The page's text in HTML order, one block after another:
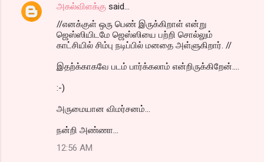
அகல்விளக்கு said…
//எனக்குள் ஒரு பெண் இருக்கிறாள் என்று
ஜெஸ்ஸியிடமே ஜெஸ்ஸியை பற்றி சொல்லும்
காட்சியில் சிம்பு நடிப்பில் மனதை அள்ளுகிறார். //
இதற்க்காகவே படம் பார்க்கலாம் என்றிருக்கிறேன்....
:-)
அருமையான விமர்சனம்...
நன்றி அண்ணா...
12:56 AM